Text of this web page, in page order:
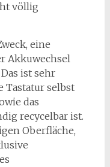
völlig
eine
Akkuwechsel
ist sehr
Tastatur selbst
das
recycelbar ist.
Oberfläche,